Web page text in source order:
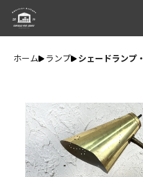
ホーム ランプ シェードランプ